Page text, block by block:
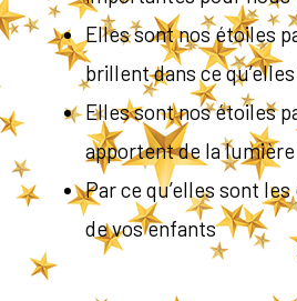
Elles sont nos étoiles
brillent dans ce
Elles sont nos étoiles
apportent de la
Par ce qu’elles sont
de vos enfants